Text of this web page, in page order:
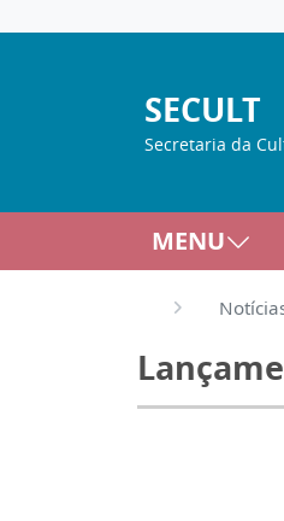
SECULT
Secretaria da
MENU